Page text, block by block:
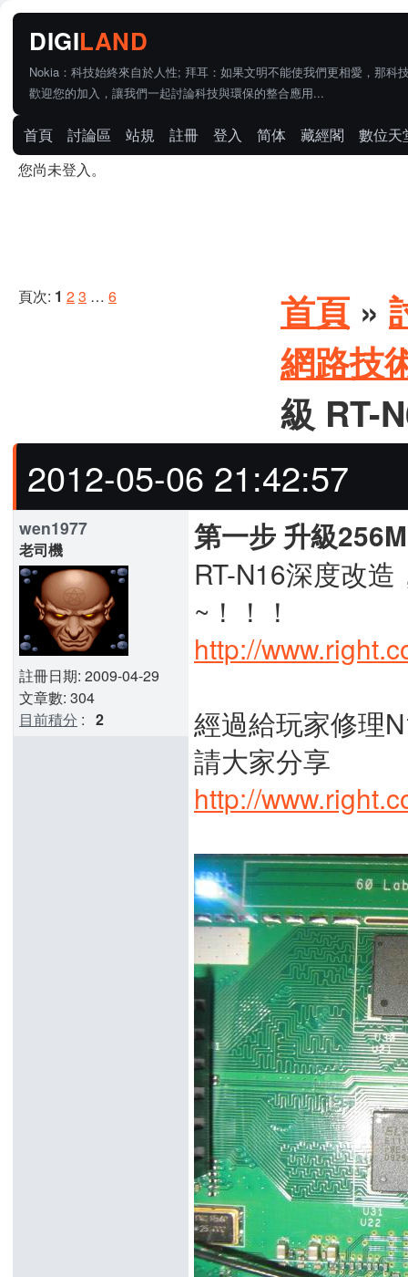
Nokia：科技始終來自於人性; 拜耳：如果文明不能使我們更相愛，那科
歡迎您的加入，讓我們一起討論科技與環保的整合應用...
首頁 討論區 站規 註冊 登入 简体 藏經閣
數位天
您尚未登入。
頁次: 1 23 … 6 首頁 »
網路技
級 RT-
2012-05-06 21:42:57
wen1977
老司機
註冊日期: 2009-04-29
文章數: 304
目前積分 : 2
第一步 升級
RT-N16深度改
~！！！
http://
經過給玩家修理
請大家分享
http://